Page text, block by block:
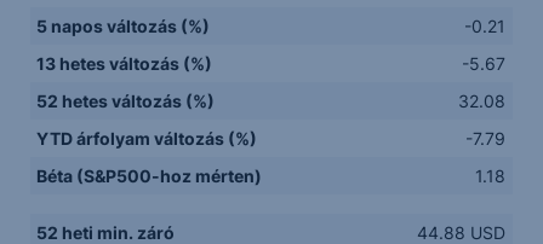
5 napos változás (%)
-0.21
13 hetes változás (%)
-5.67
52 hetes változás (%)
32.08
YTD árfolyam változás (%)
-7.79
Béta (S&P500-hoz mérten)
1.18
52 heti min. záró
44.88 USD